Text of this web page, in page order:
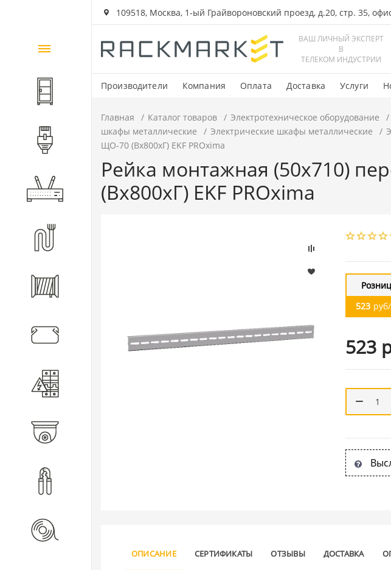
109518, Москва, 1-ый Грайвороновский проезд, д.20, стр. 35,
ВАШ ЛИЧНЫЙ ЭКСПЕРТ
В
ТЕЛЕКОМ ИНДУСТРИИ
Производители Компания Оплата Доставка Услуги
Каталог
товаров
Шкафы и стойки
Компоненты СКС
Активное оборудование
Кабеленесущие системы
Главная Каталог товаров Электротехническое оборудование
шкафы металлические
Электрические шкафы металлические
ЩО-70 (Вх800хГ) EKF PROxima
Рейка монтажная (50x710)
(Вх800хГ) EKF PROxima
523
523
ОПИСАНИЕ СЕРТИФИКАТЫ ОТЗЫВЫ ДОСТАВКА